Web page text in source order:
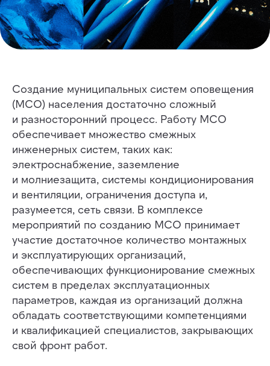
Создание муниципальных систем оповещения
(МСО) населения достаточно сложный
и разносторонний процесс. Работу МСО
обеспечивает множество смежных
инженерных систем, таких как:
электроснабжение, заземление
и молниезащита, системы кондиционирования
и вентиляции, ограничения доступа и,
разумеется, сеть связи. В комплексе
мероприятий по созданию МСО принимает
участие достаточное количество монтажных
и эксплуатирующих организаций,
обеспечивающих функционирование смежных
систем в пределах эксплуатационных
параметров, каждая из организаций должна
обладать соответствующими компетенциями
и квалификацией специалистов, закрывающих
свой фронт работ.